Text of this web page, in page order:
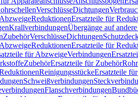
VerschlüsseDichtungen
ReduktionenErsatzteile für
KrallverbindungenÜbergänge auf
ZubehörVerschlüsseDichtungen
ReduktionenErsatzteile für
für AbzweigeVerbindungen
ZubehörErsatzteile für Zubehör
ReinigungsstückeErsatzteile
Schweißverbindungen
Flanschverbindungen